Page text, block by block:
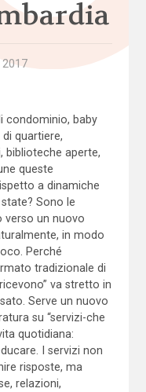
condominio, baby
quartiere,
biblioteche aperte,
queste
a dinamiche
Sono le
verso un nuovo
in modo
Perché
tradizionale di
va stretto in
Serve un nuovo
su “servizi-che
quotidiana:
I servizi non
risposte, ma
relazioni,